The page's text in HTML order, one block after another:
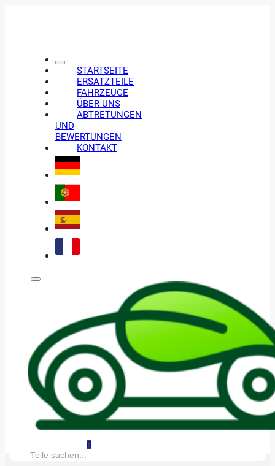
STARTSEITE
ERSATZTEILE
FAHRZEUGE
ÜBER UNS
ABTRETUNGEN
UND
BEWERTUNGEN
KONTAKT
0
Suche: